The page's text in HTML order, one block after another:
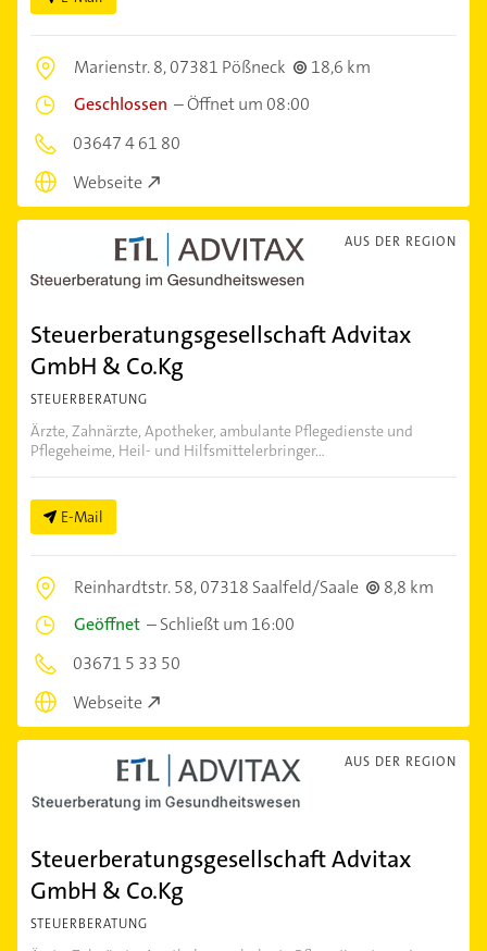
Marienstr. 8,07381 Pößneck
18,6 km
Geschlossen –Öffnet um 08:00
03647 4 61 80
Webseite
AUS DER REGION
Steuerberatungsgesellschaft Advitax
GmbH & Co.Kg
STEUERBERATUNG
Ärzte, Zahnärzte, Apotheker, ambulante Pflegedienste und
Pflegeheime, Heil- und Hilfsmittelerbringer...
E-Mail
Reinhardtstr. 58,07318 Saalfeld/Saale
8,8 km
Geöffnet –Schließt um 16:00
03671 5 33 50
Webseite
AUS DER REGION
Steuerberatungsgesellschaft Advitax
GmbH & Co.Kg
STEUERBERATUNG